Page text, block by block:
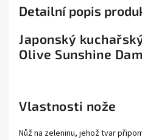
Detailní popis
Japonský
Olive Sunshine
Vlastnosti nože
Nůž na zeleninu, jehož tvar